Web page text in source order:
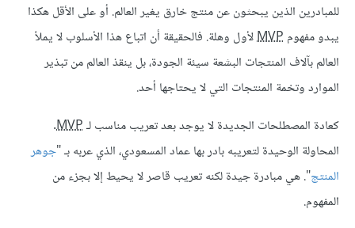
للمبادرين الذين يبحثون عن منتج خارق يغير العالم. أو على الأقل هكذا
يبدو مفهوم MVPلأول وهلة. فالحقيقة أن اتباع هذا الأسلوب لا يملأ
العالم بآلاف المنتجات البشعة سيئة الجودة، بل ينقذ العالم من تبذير
الموارد وتخمة المنتجات التي لا يحتاجها أحد.
كعادة المصطلحات الجديدة لا يوجد بعد تعريب مناسب لـMVP
.
المحاولة الوحيدة لتعريبه بادر بها عماد المسعودي، الذي عربه بـ "جوهر
المنتج". هي مبادرة جيدة لكنه تعريب قاصر لا يحيط إلا بجزء من
المفهوم.